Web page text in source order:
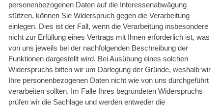
personenbezogenen Daten auf die Interessenabwägung
stützen, können Sie Widerspruch gegen die Verarbeitung
einlegen. Dies ist der Fall, wenn die Verarbeitung insbesondere
nicht zur Erfüllung eines Vertrags mit Ihnen erforderlich ist, was
von uns jeweils bei der nachfolgenden Beschreibung der
Funktionen dargestellt wird. Bei Ausübung eines solchen
Widerspruchs bitten wir um Darlegung der Gründe, weshalb wir
Ihre personenbezogenen Daten nicht wie von uns durchgeführt
verarbeiten sollten. Im Falle Ihres begründeten Widerspruchs
prüfen wir die Sachlage und werden entweder die